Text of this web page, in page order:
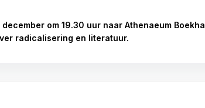
om 19.30 uur naar Athenaeum
radicalisering en literatuur.